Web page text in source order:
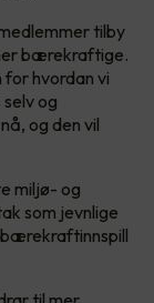
tilby
bærekraftige.
hvordan vi
og
og den vil
miljø- og
som jevnlige